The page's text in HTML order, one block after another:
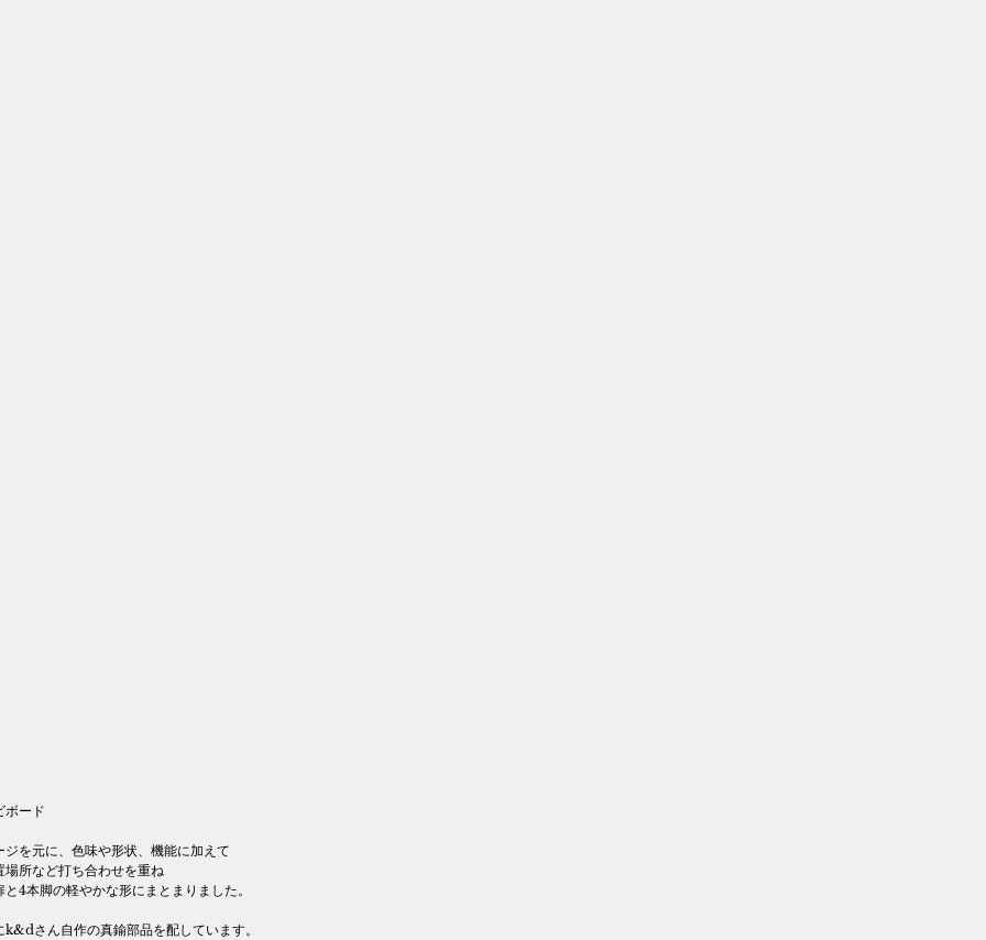
ボード
ジを元に、色味や形状、機能に加えて
場所など打ち合わせを重ね
4本脚の軽やかな形にまとまりました。
k&dさん自作の真鍮部品を配しています。